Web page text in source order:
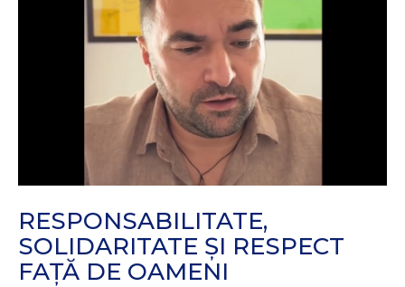
RESPONSABILITATE,
SOLIDARITATE ȘI RESPECT
FAȚĂ DE OAMENI